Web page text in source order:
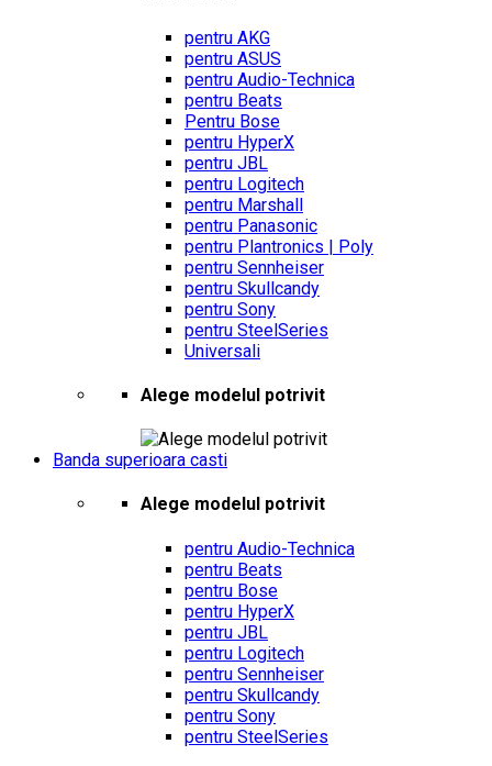
pentru AKG
pentru ASUS
pentru Audio-Technica
pentru Beats
Pentru Bose
pentru HyperX
pentru JBL
pentru Logitech
pentru Marshall
pentru Panasonic
pentru Plantronics | Poly
pentru Sennheiser
pentru Skullcandy
pentru Sony
pentru SteelSeries
Universali
Alege modelul potrivit
Banda superioara casti
Alege modelul potrivit
pentru Audio-Technica
pentru Beats
pentru Bose
pentru HyperX
pentru JBL
pentru Logitech
pentru Sennheiser
pentru Skullcandy
pentru Sony
pentru SteelSeries